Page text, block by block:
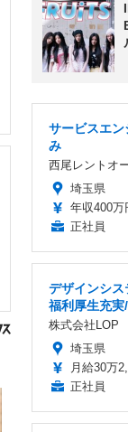
サービスエ
み
西尾レントオ
埼玉県
年収400万
正社員
デザインシ
福利厚生充
株式会社LOP
埼玉県
月給30万
正社員